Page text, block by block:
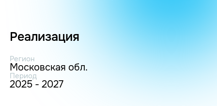
Реализация
Регион
Московская обл.
Период
2025 - 2027